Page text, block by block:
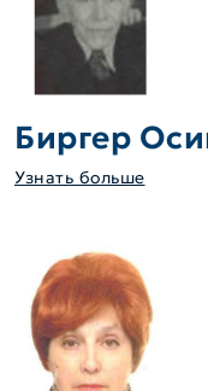
Биргер
Узнать больше